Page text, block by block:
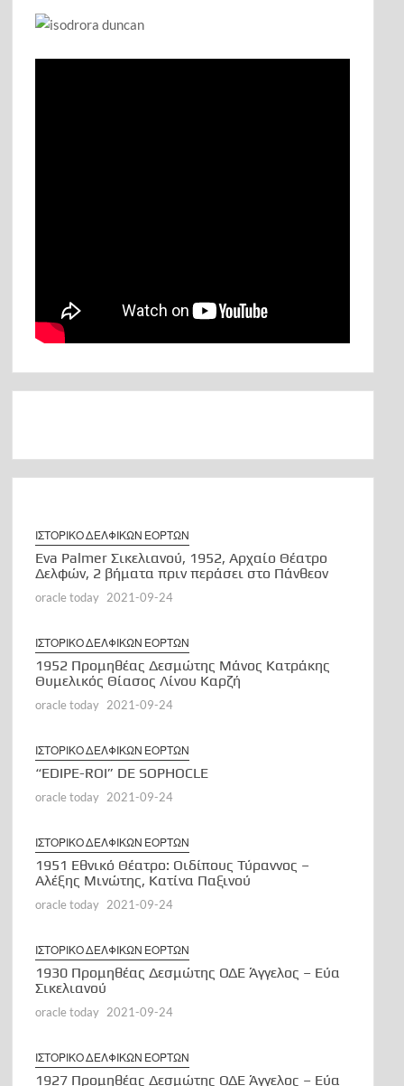
Αἶνος Στους Άξιους
ΙΣΤΟΡΙΚΟ ΔΕΛΦΙΚΩΝ ΕΟΡΤΩΝ
Eva Palmer Σικελιανού, 1952, Αρχαίο Θέατρο
Δελφών, 2 βήματα πριν περάσει στο Πάνθεον
oracle today 2021-09-24
ΙΣΤΟΡΙΚΟ ΔΕΛΦΙΚΩΝ ΕΟΡΤΩΝ
1952 Προμηθέας Δεσμώτης Μάνος Κατράκης
Θυμελικός Θίασος Λίνου Καρζή
oracle today 2021-09-24
ΙΣΤΟΡΙΚΟ ΔΕΛΦΙΚΩΝ ΕΟΡΤΩΝ
“EDIPE-ROI” DE SOPHOCLE
oracle today 2021-09-24
ΙΣΤΟΡΙΚΟ ΔΕΛΦΙΚΩΝ ΕΟΡΤΩΝ
1951 Εθνικό Θέατρο: Οιδίπους Τύραννος –
Αλέξης Μινώτης, Κατίνα Παξινού
oracle today 2021-09-24
ΙΣΤΟΡΙΚΟ ΔΕΛΦΙΚΩΝ ΕΟΡΤΩΝ
1930 Προμηθέας Δεσμώτης ΟΔΕ Άγγελος – Εύα
Σικελιανού
oracle today 2021-09-24
ΙΣΤΟΡΙΚΟ ΔΕΛΦΙΚΩΝ ΕΟΡΤΩΝ
1927 Προμηθέας Δεσμώτης ΟΔΕ Άγγελος – Εύα